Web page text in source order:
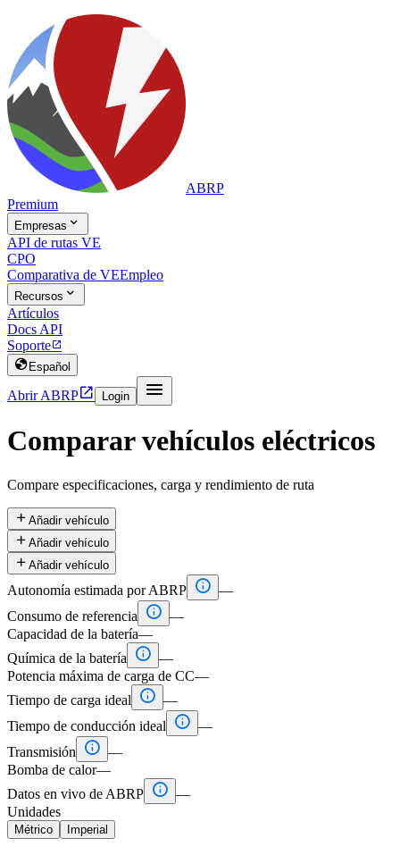
ABRP
Premium
Empresas 
API de rutas VE
CPO
Comparativa de VEEmpleo
Recursos 
Artículos
Docs API
Soporte
 Español
Abrir ABRP Login 
Comparar vehículos eléctricos
Compare especificaciones, carga y rendimiento de ruta
 Añadir vehículo
 Añadir vehículo
 Añadir vehículo
Autonomía estimada por ABRP  —
Consumo de referencia
 —
Capacidad de la batería—
Química de la batería
 —
Potencia máxima de carga de CC—
Tiempo de carga ideal
 —
Tiempo de conducción ideal
 —
Transmisión
 —
Bomba de calor—
Datos en vivo de ABRP  —
Unidades
Métrico Imperial